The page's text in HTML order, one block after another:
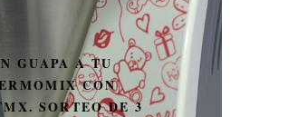
GUAPA A TU
CON
SORTEO DE 3